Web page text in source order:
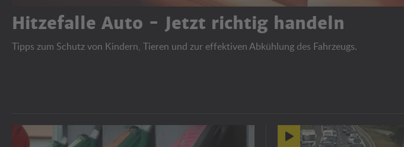
Hitzefalle Auto - Jetzt richtig handeln
Tipps zum Schutz von Kindern, Tieren und zur effektiven Abkühlung des Fahrzeugs.